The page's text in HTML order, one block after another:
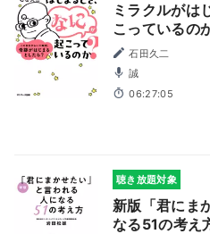
ミラクルがは
こっているの
石田久二
誠
06:27:05
聴き放題対象
新版「君にま
なる51の考え